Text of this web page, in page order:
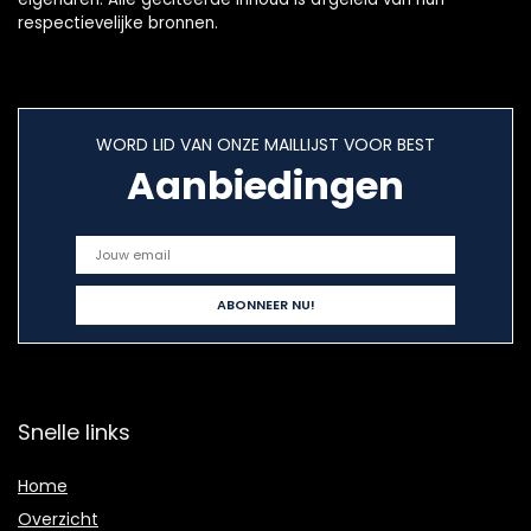
respectievelijke bronnen.
WORD LID VAN ONZE MAILLIJST VOOR BEST
Aanbiedingen
Snelle links
Home
Overzicht